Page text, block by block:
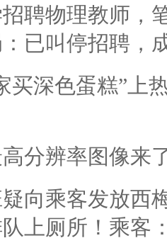
聘物理教师，
已叫停招聘，
买深色蛋糕”上
分辨率图像来
向乘客发放西
上厕所！乘客